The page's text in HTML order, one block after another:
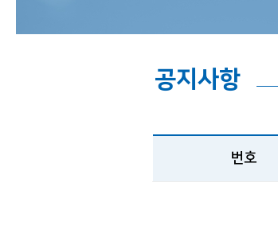
공지사항
번호